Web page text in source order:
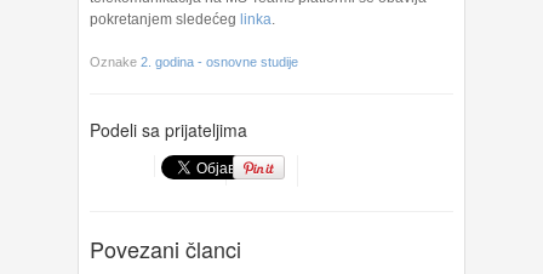
pokretanjem sledećeg linka.
Oznake 2. godina - osnovne studije
Podeli sa prijateljima
Povezani članci